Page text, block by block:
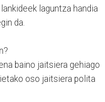
laguntza handia
da.
baino jaitsiera gehiago
oso jaitsiera polita